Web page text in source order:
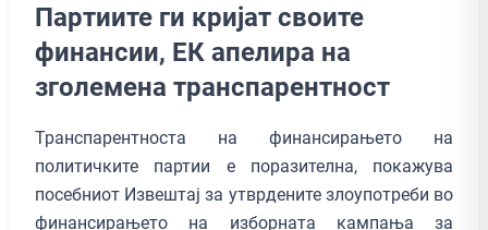
Партиите ги кријат своите
финансии, ЕК апелира на
зголемена транспарентност
Транспарентноста на финансирањето на
политичките партии е поразителна, покажува
посебниот Извештај за утврдените злоупотреби во
финансирањето на изборната кампања за